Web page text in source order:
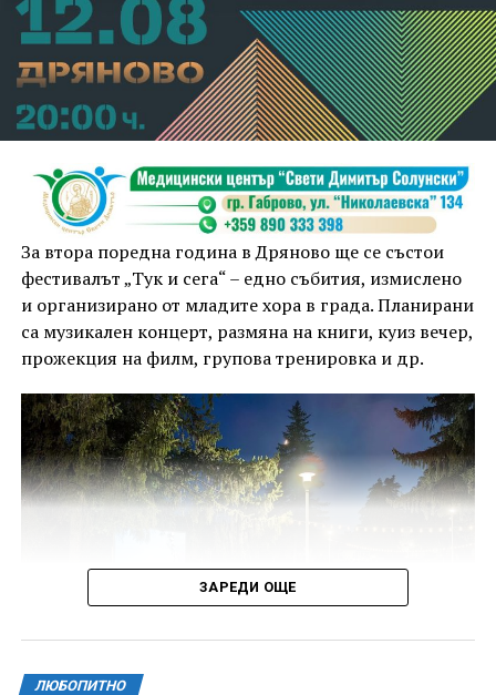
За втора поредна година в Дряново ще се състои
фестивалът „Тук и сега“ – едно събития, измислено
и организирано от младите хора в града. Планирани
са музикален концерт, размяна на книги, куиз вечер,
прожекция на филм, групова тренировка и др.
ЗАРЕДИ ОЩЕ
ЛЮБОПИТНО